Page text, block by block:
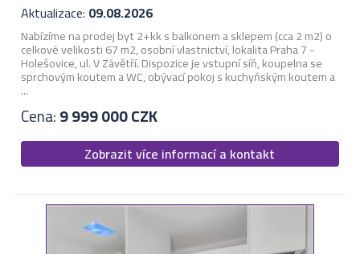
Aktualizace: 09.08.2026
Nabízíme na prodej byt 2+kk s balkonem a sklepem (cca 2 m2) o
celkové velikosti 67 m2, osobní vlastnictví, lokalita Praha 7 -
Holešovice, ul. V Závětří. Dispozice je vstupní síň, koupelna se
sprchovým koutem a WC, obývací pokoj s kuchyňským koutem a
...
Cena:9 999 000 CZK
Zobrazit více informací a kontakt